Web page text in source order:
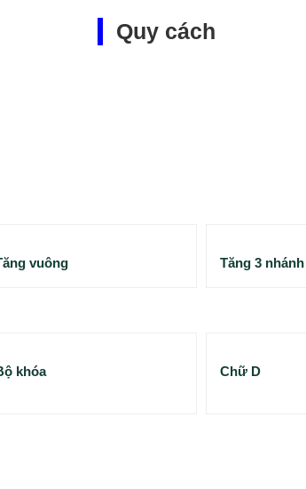
Quy cách
vuông Tăng 3 nhánh
khóa Chữ D